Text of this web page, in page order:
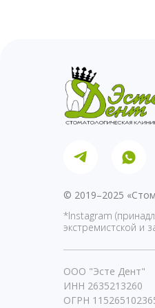
© 2019–2025
*Instagram
экстремистской и
ООО "Эсте Дент"
ИНН 2635213260
ОГРН